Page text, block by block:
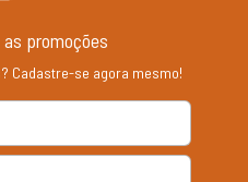
promoções
Cadastre-se agora mesmo!